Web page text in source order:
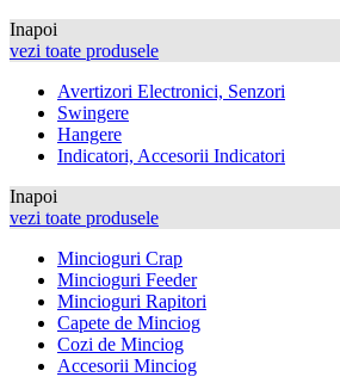
Inapoi
vezi toate produsele
Avertizori Electronici, Senzori
Swingere
Hangere
Indicatori, Accesorii Indicatori
Inapoi
vezi toate produsele
Mincioguri Crap
Mincioguri Feeder
Mincioguri Rapitori
Capete de Minciog
Cozi de Minciog
Accesorii Minciog